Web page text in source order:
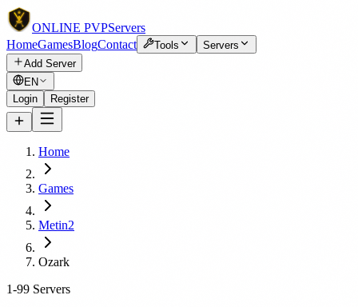
ONLINE PVPServers
HomeGamesBlogContact Tools
Servers
Add Server
EN
Login
Register
Home
Games
Metin2
Ozark
1-99 Servers